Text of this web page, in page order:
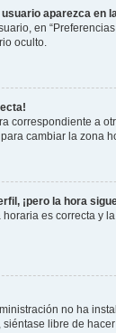
aparezca en
en
oculto.
correspondiente a
cambiar la zona
¡pero la hora
es correcta y
no ha
libre de